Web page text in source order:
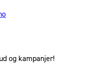
og kampanjer!